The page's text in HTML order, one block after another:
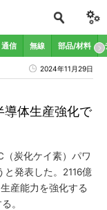
通信 無線 部品/材料
2024年11月29日
導体生産強化で
炭化ケイ素）パワ
発表した。2116億
産能力を強化する
。